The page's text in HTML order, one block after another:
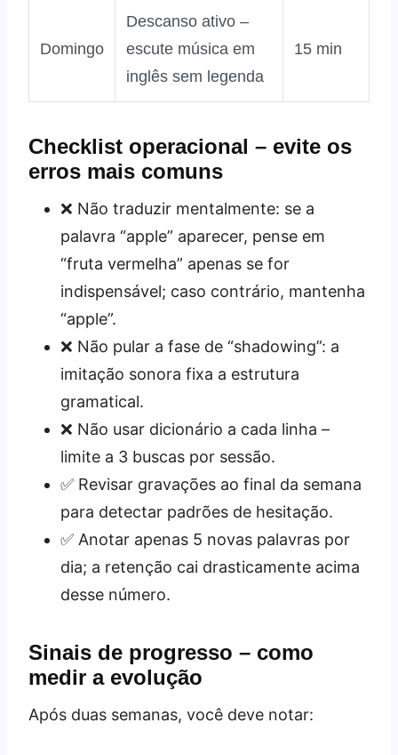
Domingo
Descanso ativo –
escute música em
inglês sem legenda
15 min
Checklist operacional – evite os
erros mais comuns
❌ Não traduzir mentalmente: se a
palavra “apple” aparecer, pense em
“fruta vermelha” apenas se for
indispensável; caso contrário, mantenha
“apple”.
❌ Não pular a fase de “shadowing”: a
imitação sonora fixa a estrutura
gramatical.
❌ Não usar dicionário a cada linha –
limite a 3 buscas por sessão.
✅ Revisar gravações ao final da semana
para detectar padrões de hesitação.
✅ Anotar apenas 5 novas palavras por
dia; a retenção cai drasticamente acima
desse número.
Sinais de progresso – como
medir a evolução
Após duas semanas, você deve notar: